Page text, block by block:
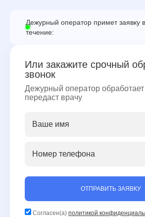
Дежурный оператор примет заявку в
течение:
Или закажите срочный
звонок
Дежурный оператор обработает
передаст врачу
ОТПРАВИТЬ ЗАЯВКУ
Согласен(а) политикой